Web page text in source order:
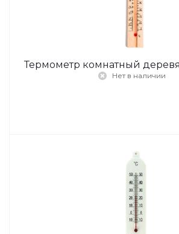
Термометр комнатный
Нет в наличии